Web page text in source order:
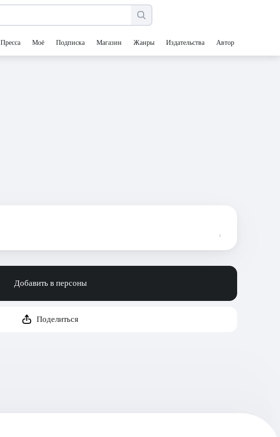
Пресса Моё Подписка Магазин Жанры Издательства Авторы
Добавить в персоны
Поделиться